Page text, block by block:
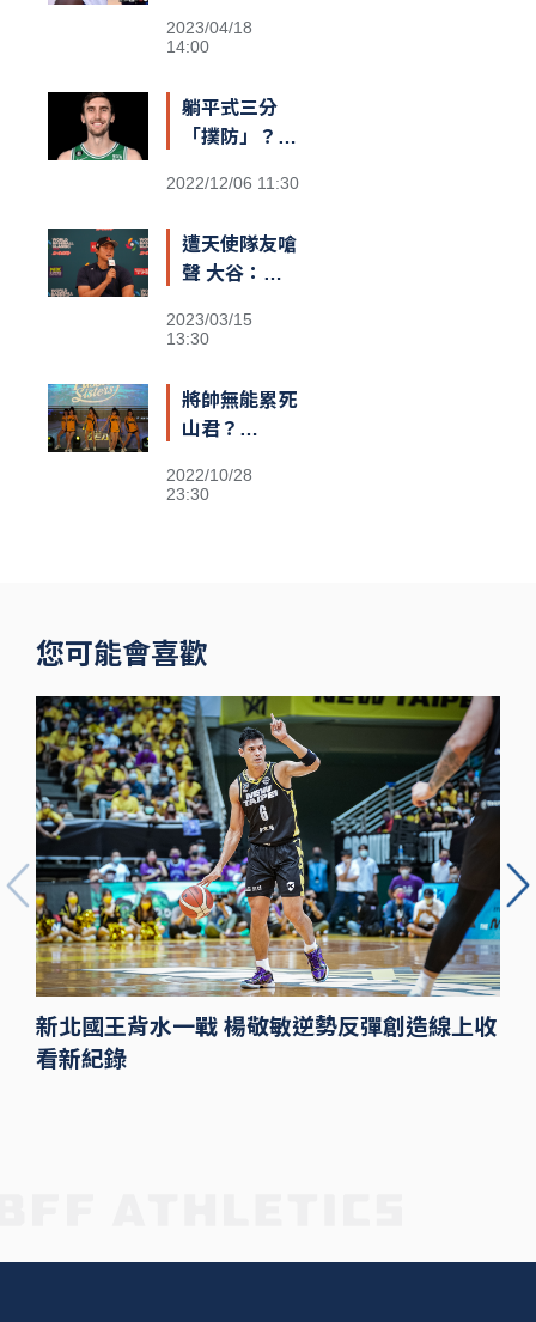
2023/04/18
14:00
躺平式三分
「撲防」？
Kornet遮蓋
熱議
2022/12/06 11:30
遭天使隊友嗆
聲 大谷：還
容
2023/03/15
13:30
將帥無能累死
山君？
Sisters高鐵
2022/10/28
23:30
您可能會喜歡
新北國王背水一戰 楊敬敏逆勢反彈創造線上收
看新紀錄